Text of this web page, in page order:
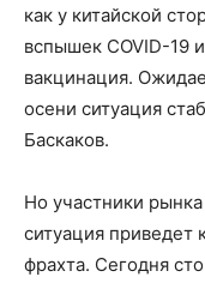
как у китайской
вспышек COVID-19
вакцинация.
осени ситуация
Баскаков.
Но участники
ситуация приведет
фрахта. Сегодня